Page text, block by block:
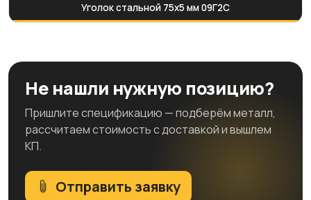
Уголок стальной 75х5 мм 09Г2С
Не нашли нужную позицию?
Пришлите спецификацию — подберём металл,
рассчитаем стоимость с доставкой и вышлем
КП.
Отправить заявку